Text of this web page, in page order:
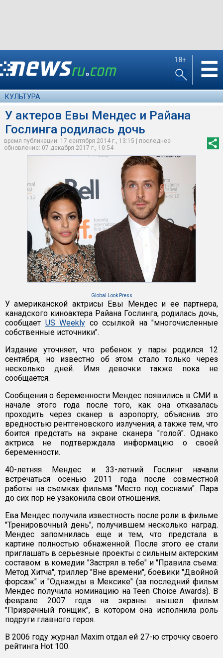
18+ ☰
КУЛЬТУРА
У актеров Евы Мендес и Райана
Гослинга родилась дочь
время публикации: 17 сентября 2014 г., 13:15 | последнее
обновление: 07 декабря 2017 г., 10:54
Global Look Press
У американской актрисы Евы Мендес и ее партнера,
канадского киноактера Райана Гослинга, родилась дочь,
сообщает US Weekly со ссылкой на "многочисленные
собственные источники".
Издание уточняет, что ребенок у пары родился 12
сентября, но известно об этом стало только через
несколько дней. Имя девочки также пока не
сообщается.
Сообщения о беременности Мендес появились в СМИ в
начале этого года после того, как она отказалась
проходить через сканер в аэропорту, объяснив это
вредностью рентгеновского излучения, а также тем, что
боится предстать на экране сканера "голой". Однако
актриса не подтверждала информацию о своей
беременности.
40-летняя Мендес и 33-летний Гослинг начали
встречаться осенью 2011 года после совместной
работы на съемках фильма "Место под соснами". Пара
до сих пор не узаконила свои отношения.
Ева Мендес получила известность после роли в фильме
"Тренировочный день", получившем несколько наград.
Мендес запомнилась еще и тем, что предстала в
картине полностью обнаженной. После этого ее стали
приглашать в серьезные проекты с сильным актерским
составом: в комедии "Застрял в тебе" и "Правила съема:
Метод Хитча", триллер "Вне времени", боевики "Двойной
форсаж" и "Однажды в Мексике" (за последний фильм
Мендес получила номинацию на Teen Choice Awards). В
феврале 2007 года на экраны вышел фильм
"Призрачный гонщик", в котором она исполнила роль
подруги главного героя.
В 2006 году журнал Maxim отдал ей 27-ю строчку своего
рейтинга Hot 100.